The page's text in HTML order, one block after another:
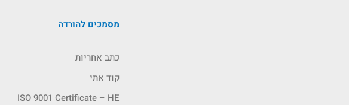
מסמכים להורדה
כתב אחריות
קוד אתי
ISO 9001 Certificate – HE